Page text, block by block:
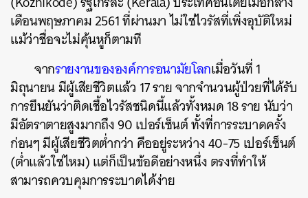
เดือนพฤษภาคม 2561 ที่ผ่านมา ไม่ใช่ไวรัสที่เพิ่งอุบัติใหม่
แม้ว่าชื่อจะไม่คุ้นหูก็ตามที
จากรายงานขององค์การอนามัยโลกเมื่อวันที่ 1
มิถุนายน มีผู้เสียชีวิตแล้ว 17 ราย จากจำนวนผู้ป่วยที่ได้รับ
การยืนยันว่าติดเชื้อไวรัสชนิดนี้แล้วทั้งหมด 18 ราย นับว่า
มีอัตราตายสูงมากถึง 90 เปอร์เซ็นต์ ทั้งที่การระบาดครั้ง
ก่อนๆ มีผู้เสียชีวิตต่ำกว่า คืออยู่ระหว่าง 40-75 เปอร์เซ็นต์
(ต่ำแล้วใช่ไหม) แต่ก็เป็นข้อดีอย่างหนึ่ง ตรงที่ทำให้
สามารถควบคุมการระบาดได้ง่าย